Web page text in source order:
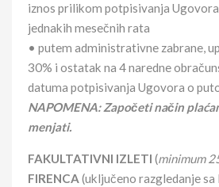
iznos prilikom potpisivanja
jednakih mesečnih rata
• putem administrativne zabrane,
30% i ostatak na 4 naredne
datuma potpisivanja Ugovora o
NAPOMENA: Započeti način
menjati.
FAKULTATIVNI IZLETI (minimum
FIRENCA (uključeno razgledanje